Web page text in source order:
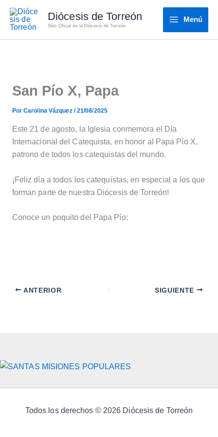
contenido
Diócesis de Torreón
Sitio Oficial de la Diócesis de Torreón
Menú
San Pío X, Papa
PorCarolina Vázquez /21/08/2025
Este 21 de agosto, la Iglesia conmemora el Día
Internacional del Catequista, en honor al Papa Pío X,
patrono de todos los catequistas del mundo.
¡Feliz día a todos los catequistas, en especial a los que
forman parte de nuestra Diócesis de Torreón!
Conoce un poquito del Papa Pío:
ANTERIOR SIGUIENTE
Todos los derechos © 2026 Diócesis de Torreón